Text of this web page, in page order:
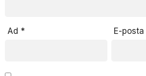
Ad * E-posta